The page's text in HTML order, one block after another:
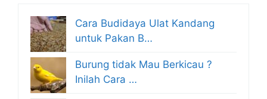
Cara Budidaya Ulat Kandang
untuk Pakan B…
Burung tidak Mau Berkicau ?
Inilah Cara …